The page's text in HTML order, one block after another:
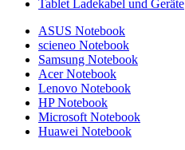
Tablet Ladekabel und Geräte
ASUS Notebook
scieneo Notebook
Samsung Notebook
Acer Notebook
Lenovo Notebook
HP Notebook
Microsoft Notebook
Huawei Notebook